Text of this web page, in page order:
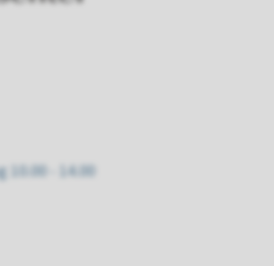
10.00 - 14.00